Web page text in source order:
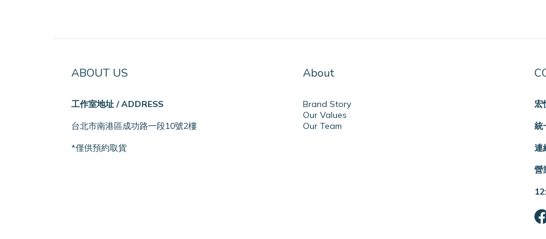
ABOUT US
工作室地址 / ADDRESS
台北市南港區成功路一段10號2樓
*僅供預約取貨
About
Brand Story
Our Values
Our Team
宏
統
連
營